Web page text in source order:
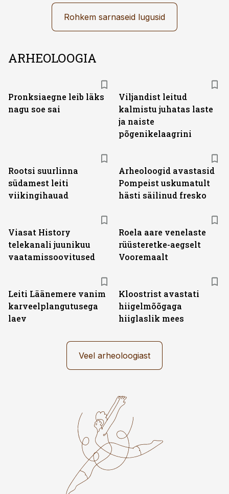
Rohkem sarnaseid lugusid
ARHEOLOOGIA
Pronksiaegne leib läks
nagu soe sai
Viljandist leitud
kalmistu juhatas laste
ja naiste
põgenikelaagrini
Rootsi suurlinna
südamest leiti
viikingihauad
Arheoloogid avastasid
Pompeist uskumatult
hästi säilinud fresko
Viasat History
telekanali juunikuu
vaatamissoovitused
Roela aare venelaste
rüüsteretke-aegselt
Vooremaalt
Leiti Läänemere vanim
karveelplangutusega
laev
Kloostrist avastati
hiigelmõõgaga
hiiglaslik mees
Veel arheoloogiast